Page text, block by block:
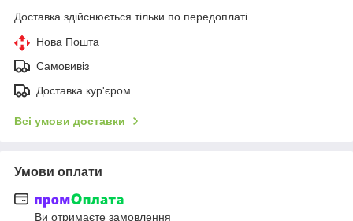
Доставка здійснюється тільки по передоплаті.
Нова Пошта
Самовивіз
Доставка кур'єром
Всі умови доставки
Умови оплати
Ви отримаєте замовлення